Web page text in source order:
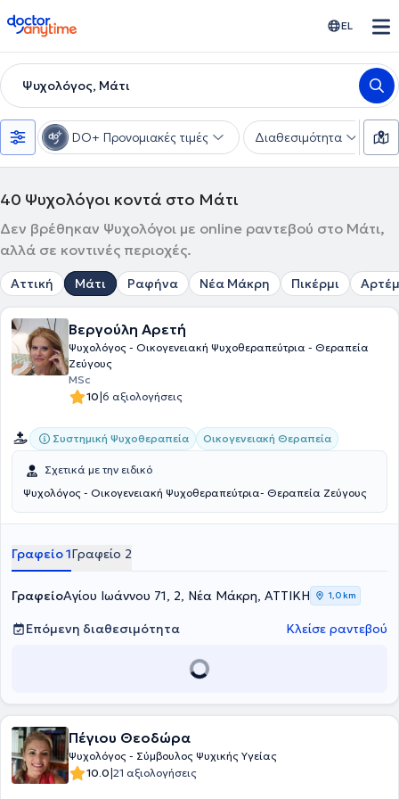
doctoranytime EL
Ψυχολόγος, Μάτι
DO+ Προνομιακές τιμές Διαθεσιμότητα
40 Ψυχολόγοι κοντά στο Μάτι
Δεν βρέθηκαν Ψυχολόγοι με online ραντεβού στο Μάτι,
αλλά σε κοντινές περιοχές.
Αττική Μάτι Ραφήνα Νέα Μάκρη Πικέρμι
Βεργούλη Αρετή
Ψυχολόγος - Οικογενειακή Ψυχοθεραπεύτρια - Θεραπεία
Ζεύγους
MSc
10|6 αξιολογήσεις
Συστημική Ψυχοθεραπεία Οικογενειακή Θεραπεία
Σχετικά με την ειδικό
Ψυχολόγος - Οικογενειακή Ψυχοθεραπεύτρια- Θεραπεία Ζεύγους
Γραφείο 1Γραφείο 2
ΓραφείοΑγίου Ιωάννου 71, 2, Νέα Μάκρη, ΑΤΤΙΚΗ 1,0 km
Επόμενη διαθεσιμότητα Κλείσε ραντεβού
Πέγιου Θεοδώρα
Ψυχολόγος - Σύμβουλος Ψυχικής Υγείας
10.0|21 αξιολογήσεις